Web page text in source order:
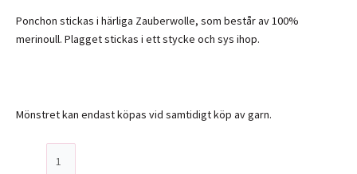
Ponchon stickas i härliga Zauberwolle, som består av 100%
merinoull. Plagget stickas i ett stycke och sys ihop.
Mönstret kan endast köpas vid samtidigt köp av garn.
mönster: